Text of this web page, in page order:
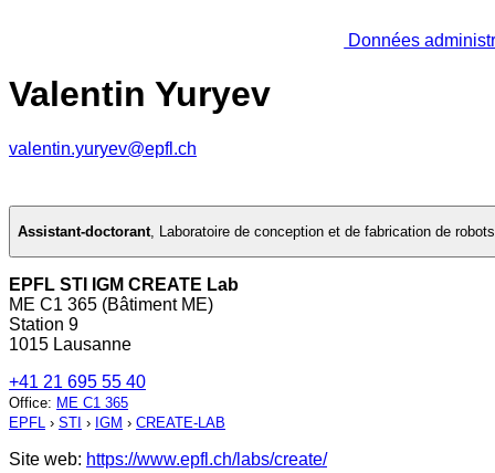
Données
Valentin Yuryev
valentin.yuryev@epfl.ch
Assistant-doctorant, Laboratoire de conception et de fabrication de
EPFL STI IGM CREATE Lab
ME C1 365 (Bâtiment ME)
Station 9
1015 Lausanne
+41 21 695 55 40
Office: ME C1 365
EPFL › STI › IGM › CREATE-LAB
Site web: https://www.epfl.ch/labs/create/